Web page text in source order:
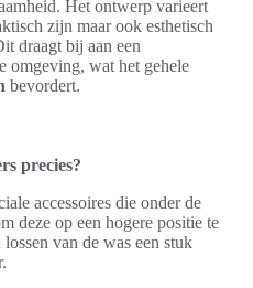
Het ontwerp varieert
zijn maar ook esthetisch
draagt bij aan een
omgeving, wat het gehele
bevordert.
precies?
accessoires die onder de
deze op een hogere positie te
van de was een stuk